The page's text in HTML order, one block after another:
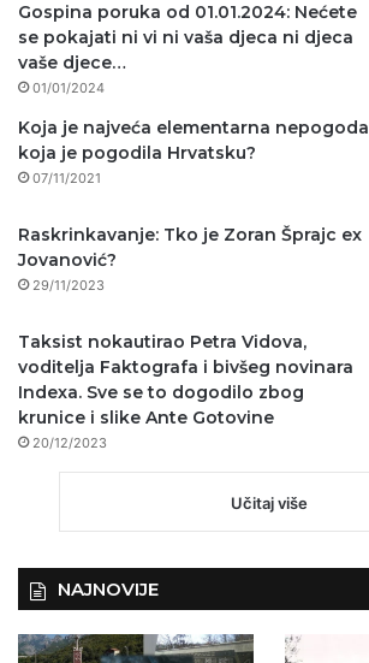
Gospina poruka od 01.01.2024: Nećete
se pokajati ni vi ni vaša djeca ni djeca
vaše djece…
01/01/2024
Koja je najveća elementarna nepogoda
koja je pogodila Hrvatsku?
07/11/2021
Raskrinkavanje: Tko je Zoran Šprajc ex
Jovanović?
29/11/2023
Taksist nokautirao Petra Vidova,
voditelja Faktografa i bivšeg novinara
Indexa. Sve se to dogodilo zbog
krunice i slike Ante Gotovine
20/12/2023
Učitaj više
NAJNOVIJE